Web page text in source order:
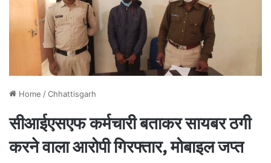
Home /Chhattisgarh
सीआईएसएफ कर्मचारी बताकर सायबर ठगी
करने वाला आरोपी गिरफ्तार, मोबाइल जप्त